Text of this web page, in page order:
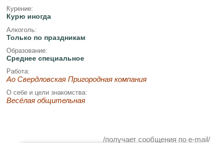
Курение:
Курю иногда
Алкоголь:
Только по праздникам
Образование:
Среднее специальное
Работа:
Ао Свердловская Пригородная компания
О себе и цели знакомства:
Весёлая общительная
/получает сообщения по e-mail/